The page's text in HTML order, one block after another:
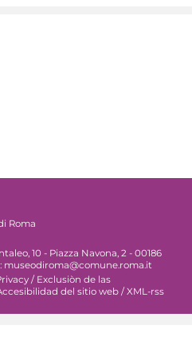
Roma
10 - Piazza Navona, 2 - 00186
museodiroma@comune.roma.it
/ Exclusiòn de las
del sitio web /XML-rss